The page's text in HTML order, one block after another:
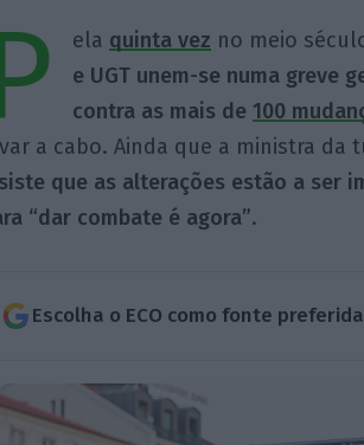
ela quinta vez no meio
e UGT unem-se numa greve
contra as mais de 100
a cabo. Ainda que a ministra da
que as alterações estão a ser
“dar combate é agora”.
Escolha o ECO como fonte